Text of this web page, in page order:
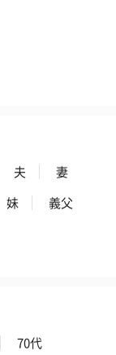
夫
妻
妹
義父
70代